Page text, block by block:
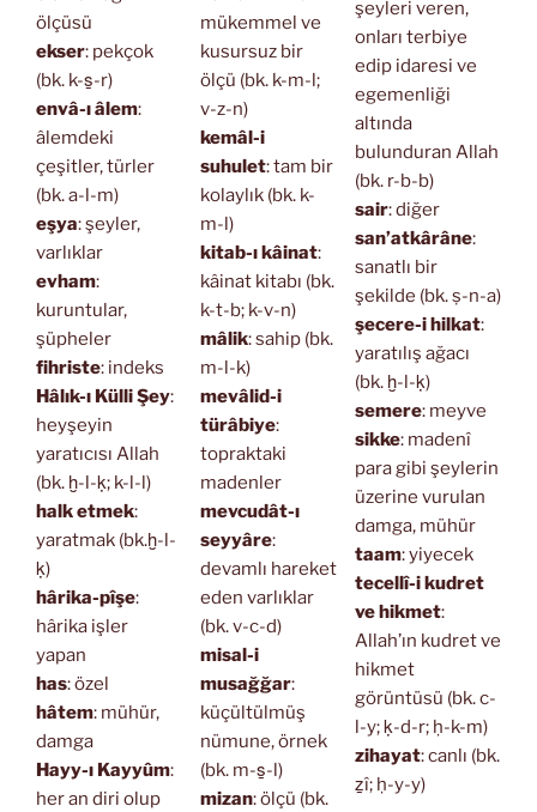
ölçüsü
ekser: pekçok
(bk. k-s̱-r)
envâ-ı âlem:
âlemdeki
çeşitler, türler
(bk. a-l-m)
eşya: şeyler,
varlıklar
evham:
kuruntular,
şüpheler
fihriste: indeks
Hâlık-ı Külli Şey:
heyşeyin
yaratıcısı Allah
(bk. ḫ-l-ḳ; k-l-l)
halk etmek:
yaratmak (bk.ḫ-l-
ḳ)
hârika-pîşe:
hârika işler
yapan
has: özel
hâtem: mühür,
damga
Hayy-ı Kayyûm:
her an diri olup
mükemmel ve
kusursuz bir
ölçü (bk. k-m-l;
v-z-n)
kemâl-i
suhulet: tam bir
kolaylık (bk. k-
m-l)
kitab-ı kâinat:
kâinat kitabı (bk.
k-t-b; k-v-n)
mâlik: sahip (bk.
m-l-k)
mevâlid-i
türâbiye:
topraktaki
madenler
mevcudât-ı
seyyâre:
devamlı hareket
eden varlıklar
(bk. v-c-d)
misal-i
musağğar:
küçültülmüş
nümune, örnek
(bk. m-s̱-l)
mizan: ölçü (bk.
şeyleri veren,
onları terbiye
edip idaresi ve
egemenliği
altında
bulunduran Allah
(bk. r-b-b)
sair: diğer
san’atkârâne:
sanatlı bir
şekilde (bk. ṣ-n-a)
şecere-i hilkat:
yaratılış ağacı
(bk. ḫ-l-ḳ)
semere: meyve
sikke: madenî
para gibi şeylerin
üzerine vurulan
damga, mühür
taam: yiyecek
tecellî-i kudret
ve hikmet:
Allah’ın kudret ve
hikmet
görüntüsü (bk. c-
l-y; ḳ-d-r; ḥ-k-m)
zihayat: canlı (bk.
ẕî; ḥ-y-y)